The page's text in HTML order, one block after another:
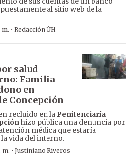
al sitio web de la
m. · Redacción ÚH
salud
Familia
en
Concepción
recluido en la Penitenciaría
hizo pública una denuncia por
médica que estaría
vida del interno.
m. · Justiniano Riveros